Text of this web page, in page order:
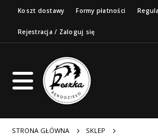
Koszt dostawy Formy płatności
Rejestracja / Zaloguj się
STRONA GŁÓWNA
SKLEP